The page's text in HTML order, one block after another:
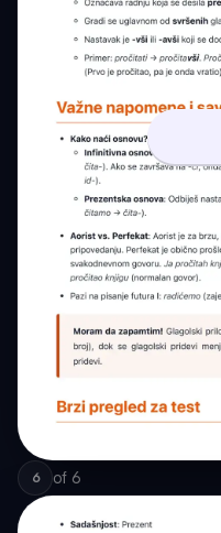
6 of 6